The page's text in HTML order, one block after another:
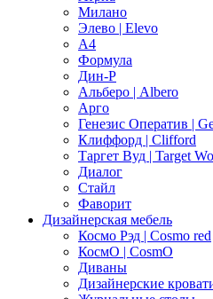
Милано
Элево | Elevo
А4
Формула
Дин-Р
Альберо | Albero
Арго
Генезис Оператив |
Клиффорд | Clifford
Таргет Вуд | Target
Диалог
Стайл
Фаворит
Дизайнерская мебель
Космо Рэд | Cosmo red
КосмО | CosmO
Диваны
Дизайнерские